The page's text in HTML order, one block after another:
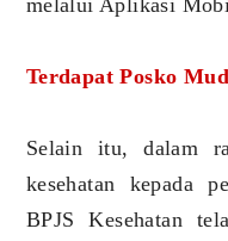
Terdapat Posko
Selain itu, dalam
kesehatan kepada
BPJS Kesehatan